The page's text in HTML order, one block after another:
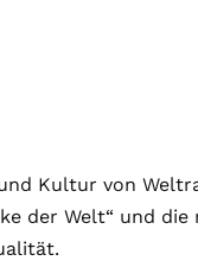
Kultur von
der Welt“ und die